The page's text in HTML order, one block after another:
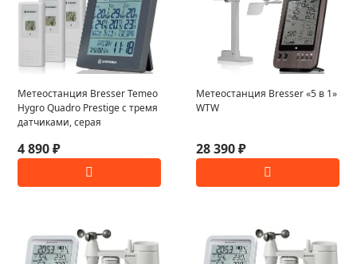
Метеостанция Bresser Temeo
Hygro Quadro Prestige с тремя
датчиками, серая
4 890 ₽
Метеостанция Bresser «5 в 1»
WTW
28 390 ₽